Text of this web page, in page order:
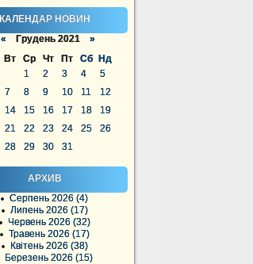
КАЛЕНДАР НОВИН
« Грудень 2021 »
Вт Ср Чт Пт Сб
Нд
1
2 3 4
5
7 8 9 10 11
12
14 15 16 17 18
19
21 22 23 24 25
26
28 29 30 31
АРХИВ
Серпень 2026 (4)
Липень 2026 (17)
Червень 2026 (32)
Травень 2026 (17)
Квітень 2026 (38)
Березень 2026 (15)